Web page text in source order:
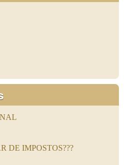
DE IMPOSTOS???